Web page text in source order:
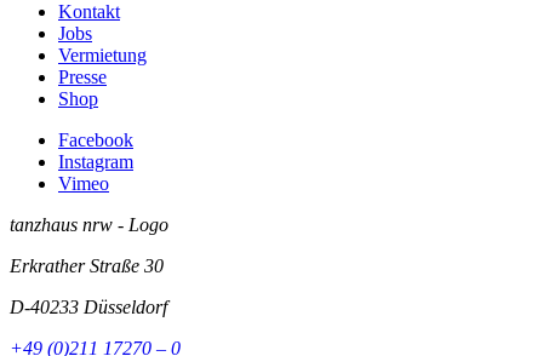
Kontakt
Jobs
Vermietung
Presse
Shop
Facebook
Instagram
Vimeo
tanzhaus nrw - Logo
Erkrather Straße 30
D-40233 Düsseldorf
+49 (0)211 17270 – 0